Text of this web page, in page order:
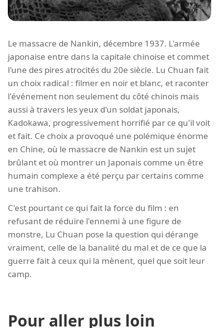
Le massacre de Nankin, décembre 1937. L'armée
japonaise entre dans la capitale chinoise et commet
l'une des pires atrocités du 20e siècle. Lu Chuan fait
un choix radical : filmer en noir et blanc, et raconter
l'événement non seulement du côté chinois mais
aussi à travers les yeux d'un soldat japonais,
Kadokawa, progressivement horrifié par ce qu'il voit
et fait. Ce choix a provoqué une polémique énorme
en Chine, où le massacre de Nankin est un sujet
brûlant et où montrer un Japonais comme un être
humain complexe a été perçu par certains comme
une trahison.
C'est pourtant ce qui fait la force du film : en
refusant de réduire l'ennemi à une figure de
monstre, Lu Chuan pose la question qui dérange
vraiment, celle de la banalité du mal et de ce que la
guerre fait à ceux qui la mènent, quel que soit leur
camp.
Pour aller plus loin